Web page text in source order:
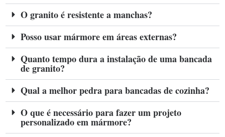
O granito é resistente a manchas?
Posso usar mármore em áreas externas?
Quanto tempo dura a instalação de uma bancada
de granito?
Qual a melhor pedra para bancadas de cozinha?
O que é necessário para fazer um projeto
personalizado em mármore?